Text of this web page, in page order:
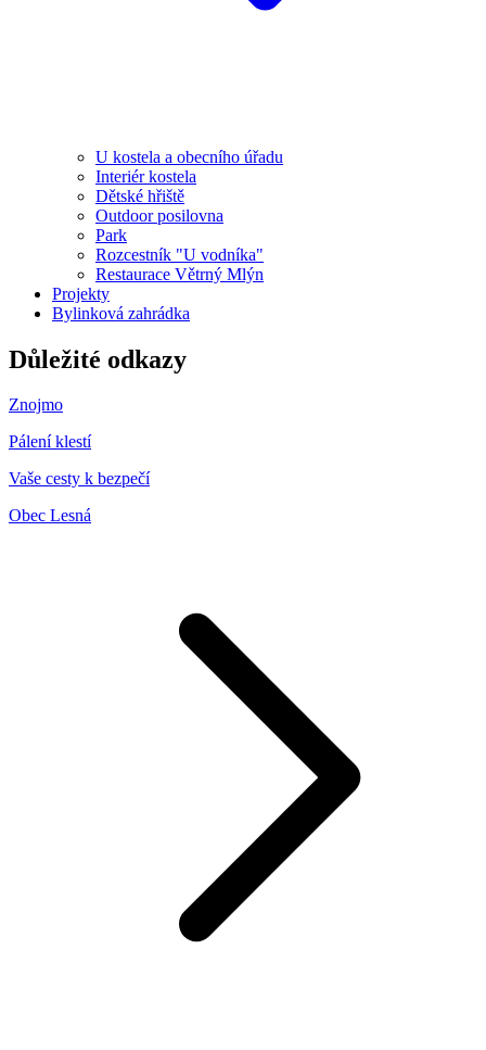
U kostela a obecního úřadu
Interiér kostela
Dětské hřiště
Outdoor posilovna
Park
Rozcestník "U vodníka"
Restaurace Větrný Mlýn
Projekty
Bylinková zahrádka
Důležité odkazy
Znojmo
Pálení klestí
Vaše cesty k bezpečí
Obec Lesná